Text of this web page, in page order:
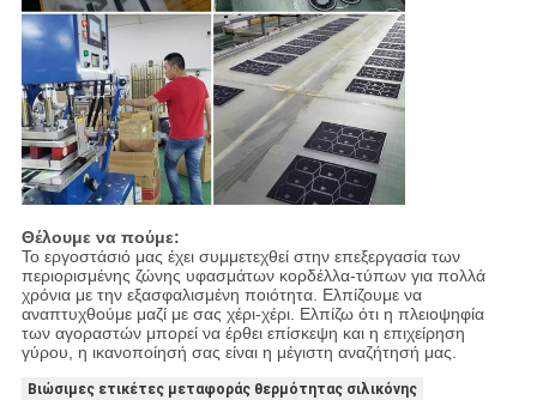
Θέλουμε να πούμε:
Το εργοστάσιό μας έχει συμμετεχθεί στην επεξεργασία των
περιορισμένης ζώνης υφασμάτων κορδέλλα-τύπων για πολλά
χρόνια με την εξασφαλισμένη ποιότητα. Ελπίζουμε να
αναπτυχθούμε μαζί με σας χέρι-χέρι. Ελπίζω ότι η πλειοψηφία
των αγοραστών μπορεί να έρθει επίσκεψη και η επιχείρηση
γύρου, η ικανοποίησή σας είναι η μέγιστη αναζήτησή μας.
Βιώσιμες ετικέτες μεταφοράς θερμότητας σιλικόνης